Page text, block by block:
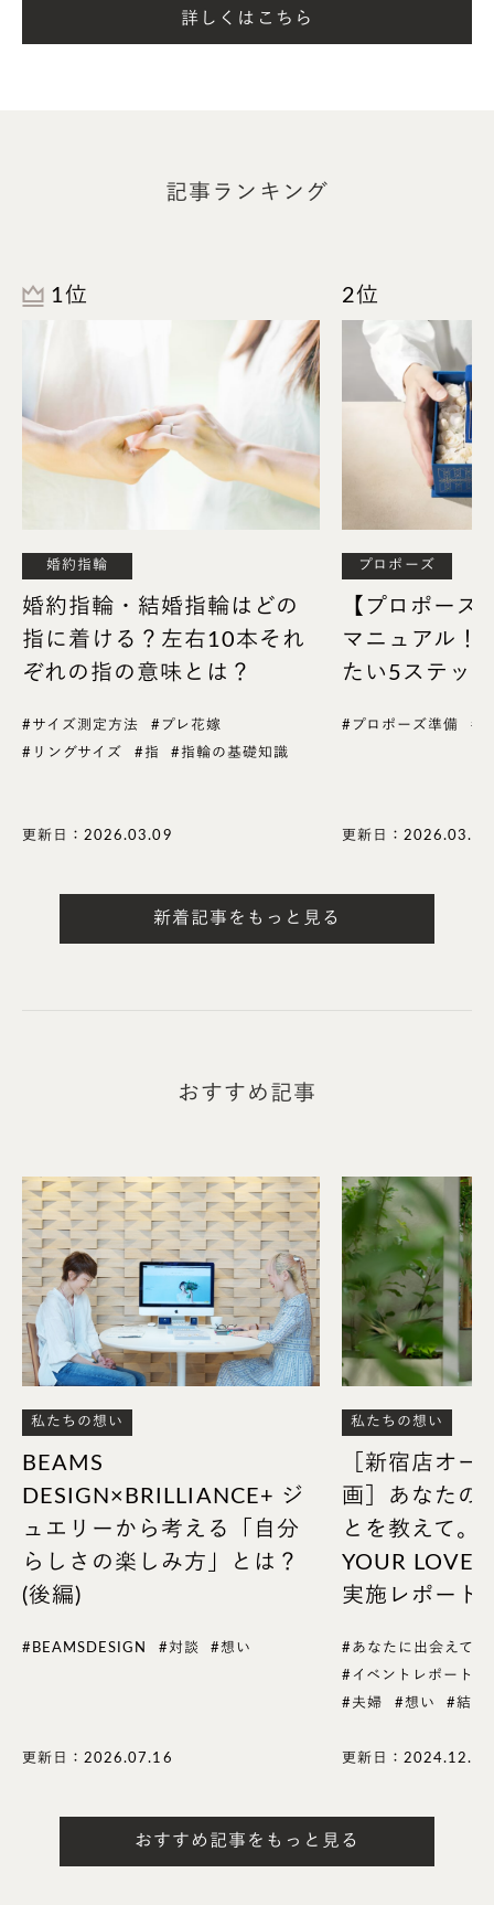
渡邉：
デザインする上で大切にした点や、特にPlayfulを表
現していると思うポイントなどがあれば教えてくださ
潮田：
「シルエットのユニークさ」「グラフィカルさ」「ク
リアな輝き」ですね。そして、地金のカラフルさでも
Playfulを表現しています。
で魅力的に見せるために、爪（※3）を少なくしてい
ます。
特に、2点留めの『クリア』『アラウンド』のデザイ
ンが難しかったですね。着けた時の安心感や強度を
保ちながらも洗練された見た目を両立させるため
に、かなり試行錯誤しました。
※3 ダイヤモンドを留めている地金部分のこと
クリア
詳しくはこちら
記事ランキング
1位
婚約指輪
婚約指輪・結婚指輪はどの
指に着ける？左右10本それ
ぞれの指の意味とは？
#サイズ測定方法
#プレ花嫁
#リングサイズ
#指 #指輪の基礎知識
更新日：2026.03.09
2位
プロポーズ
【プロポーズ
マニュアル！
たい5ステッ
#プロポーズ準備 #
更新日：2026.03.09
新着記事をもっと見る
おすすめ記事
私たちの想い
BEAMS
DESIGN×BRILLIANCE+ ジ
ュエリーから考える「自分
らしさの楽しみ方」とは？
(後編)
#BEAMSDESIGN #対談 #想い
更新日：2026.07.16
私たちの想い
［新宿店オー
画］あなたの
とを教えて。
YOUR LOVE
実施レポート
#あなたに出会えてよ
#イベントレポート
#夫婦
#想い #結婚
更新日：2024.12.04
おすすめ記事をもっと見る